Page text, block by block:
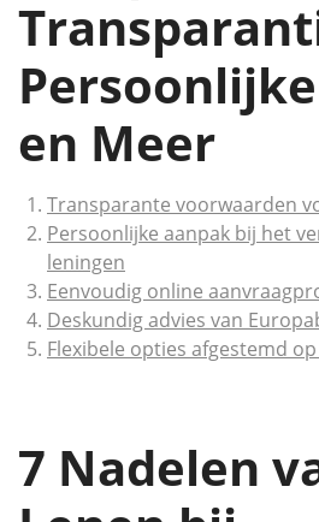
en Meer
Transparante voorwaarden
Persoonlijke aanpak bij het
leningen
Eenvoudig online
Deskundig advies van
Flexibele opties afgestemd
7 Nadelen